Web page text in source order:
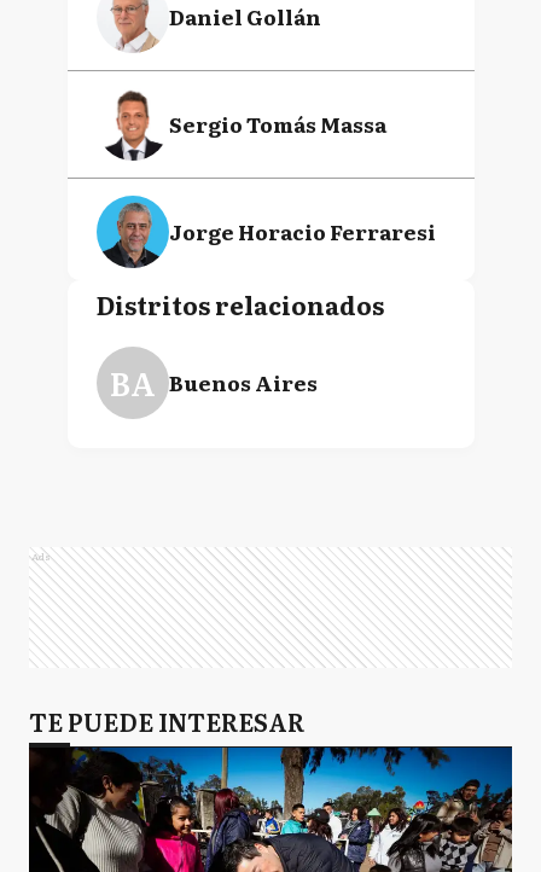
Daniel Gollán
Sergio Tomás Massa
Jorge Horacio Ferraresi
Eduardo Enrique "Wado"
De Pedro
Axel Kicillof
Daniel Osvaldo Scioli
Distritos relacionados
BA Buenos Aires
Ads
TE PUEDE INTERESAR